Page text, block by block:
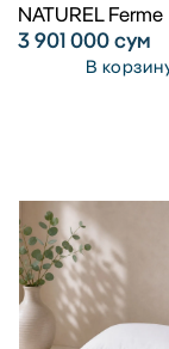
NATUREL Ferme
3 901 000сум
В